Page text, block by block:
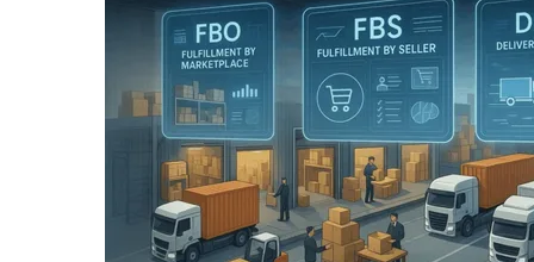
бизнеса:
что
это,
как
работает
и
кому
нужен